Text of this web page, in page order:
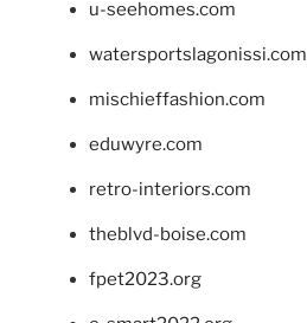
u-seehomes.com
watersportslagonissi.com
mischieffashion.com
eduwyre.com
retro-interiors.com
theblvd-boise.com
fpet2023.org